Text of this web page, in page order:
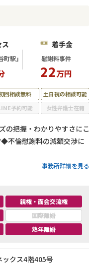
ス
駅」
着手金
慰謝料事件
22万円
把握・わかりやすさにこ
不倫慰謝料の減額交渉に
事務所詳細を見る
回相談無料
土日祝の相談可能
予約可能 女性弁護士在籍
親権・面会交流権
国際離婚
熟年離婚
ックス4階405号